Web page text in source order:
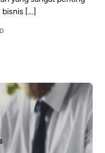
bisnis […]